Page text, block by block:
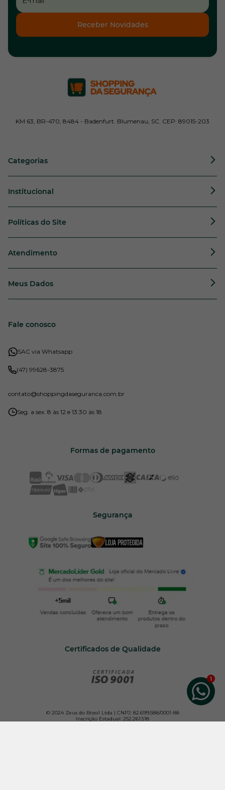
Receber Novidades
KM 63, BR-470, 8484 - Badenfurt. Blumenau, SC. CEP: 89015-203
Categorias
Institucional
Políticas do Site
Atendimento
Meus Dados
Fale conosco
SAC via Whatsapp
(47) 99628-3875
contato@shoppingdaseguranca.com.br
Seg. a sex. 8 às 12 e 13:30 às 18
Formas de pagamento
Segurança
Certificados de Qualidade
© 2024 Zeus do Brasil Ltda | CNPJ: 82.699.588/0001-88
Inscrição Estadual: 252.261.518